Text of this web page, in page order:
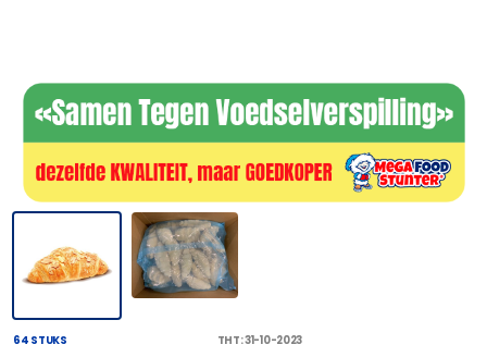
64 STUKS THT: 31-10-2023